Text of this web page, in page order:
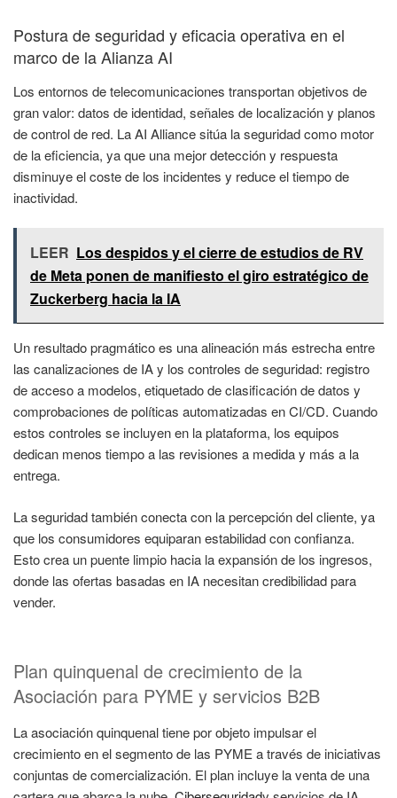
Postura de seguridad y eficacia operativa en el
marco de la Alianza AI
Los entornos de telecomunicaciones transportan objetivos de
gran valor: datos de identidad, señales de localización y planos
de control de red. La AI Alliance sitúa la seguridad como motor
de la eficiencia, ya que una mejor detección y respuesta
disminuye el coste de los incidentes y reduce el tiempo de
inactividad.
LEER Los despidos y el cierre de estudios de RV
de Meta ponen de manifiesto el giro estratégico de
Zuckerberg hacia la IA
Un resultado pragmático es una alineación más estrecha entre
las canalizaciones de IA y los controles de seguridad: registro
de acceso a modelos, etiquetado de clasificación de datos y
comprobaciones de políticas automatizadas en CI/CD. Cuando
estos controles se incluyen en la plataforma, los equipos
dedican menos tiempo a las revisiones a medida y más a la
entrega.
La seguridad también conecta con la percepción del cliente, ya
que los consumidores equiparan estabilidad con confianza.
Esto crea un puente limpio hacia la expansión de los ingresos,
donde las ofertas basadas en IA necesitan credibilidad para
vender.
Plan quinquenal de crecimiento de la
Asociación para PYME y servicios B2B
La asociación quinquenal tiene por objeto impulsar el
crecimiento en el segmento de las PYME a través de iniciativas
conjuntas de comercialización. El plan incluye la venta de una